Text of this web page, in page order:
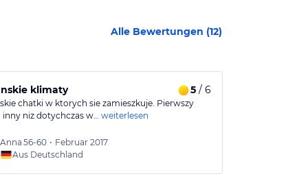
Alle Bewertungen (12)
klimaty 5/ 6
chatki w ktorych sie zamieszkuje. Pierwszy
inny niz dotychczas w… weiterlesen
Anna 56-60 • Februar 2017
Aus Deutschland